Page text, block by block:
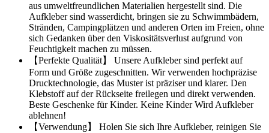
aus umweltfreundlichen Materialien hergestellt sind. Die
Aufkleber sind wasserdicht, bringen sie zu Schwimmbädern,
Stränden, Campingplätzen und anderen Orten im Freien, ohne
sich Gedanken über den Viskositätsverlust aufgrund von
Feuchtigkeit machen zu müssen.
【Perfekte Qualität】 Unsere Aufkleber sind perfekt auf
Form und Größe zugeschnitten. Wir verwenden hochpräzise
Drucktechnologie, das Muster ist präziser und klarer. Den
Klebstoff auf der Rückseite freilegen und direkt verwenden.
Beste Geschenke für Kinder. Keine Kinder Wird Aufkleber
ablehnen!
【Verwendung】 Holen Sie sich Ihre Aufkleber, reinigen Sie